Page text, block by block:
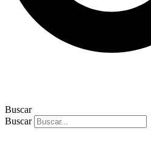
Buscar
Buscar